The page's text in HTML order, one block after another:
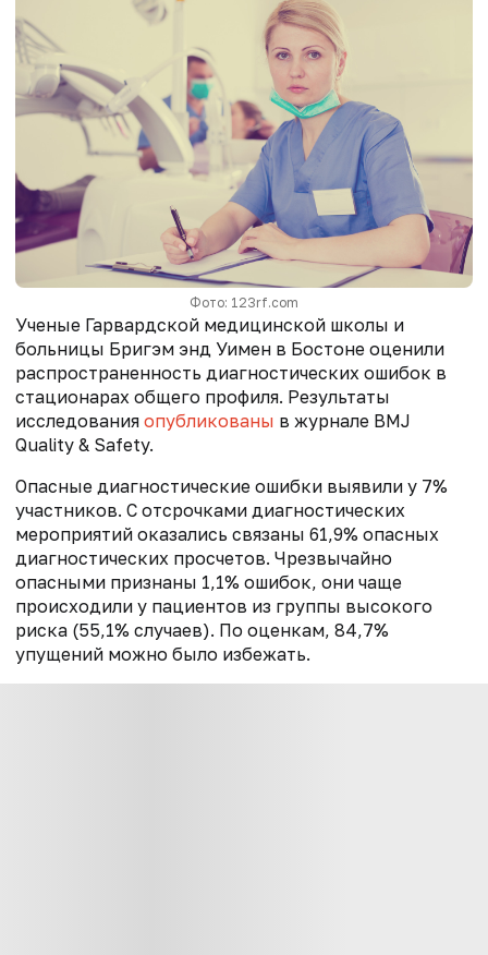
Фото: 123rf.com
Ученые Гарвардской медицинской школы и
больницы Бригэм энд Уимен в Бостоне оценили
распространенность диагностических ошибок в
стационарах общего профиля. Результаты
исследования опубликованы в журнале BMJ
Quality & Safety.
Опасные диагностические ошибки выявили у 7%
участников. С отсрочками диагностических
мероприятий оказались связаны 61,9% опасных
диагностических просчетов. Чрезвычайно
опасными признаны 1,1% ошибок, они чаще
происходили у пациентов из группы высокого
риска (55,1% случаев). По оценкам, 84,7%
упущений можно было избежать.